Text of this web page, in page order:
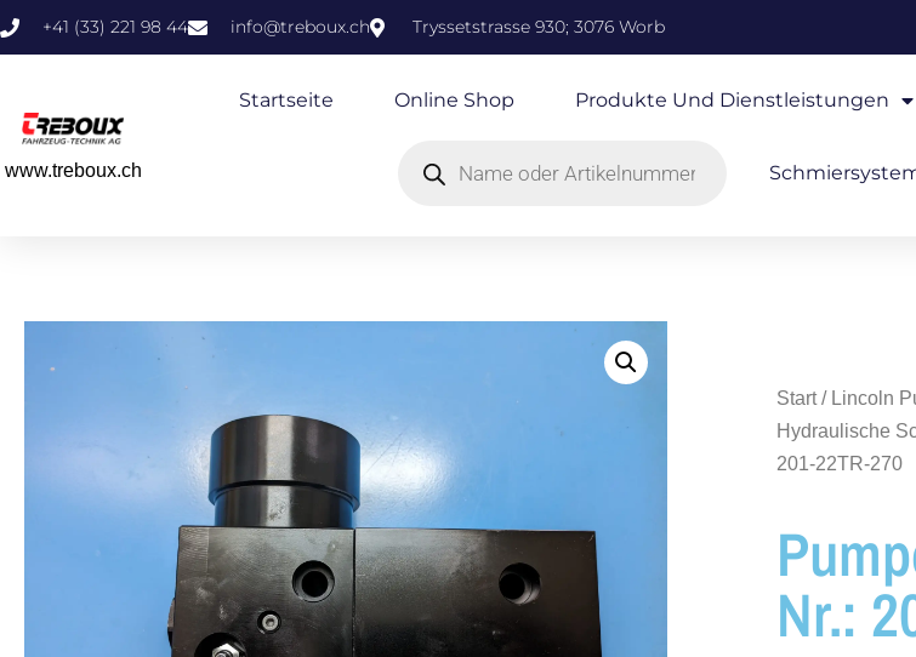
+41 (33) 221 98 44 info@treboux.ch Tryssetstrasse 930; 3076 Worb
www.treboux.ch
Startseite Online Shop Produkte Und Dienstleistungen
Start/ Lincoln
Hydraulische
201-22TR-270
Nr.: